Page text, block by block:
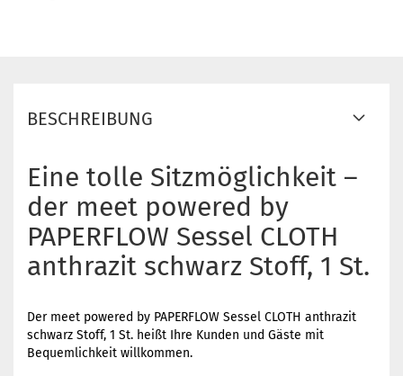
BESCHREIBUNG
Eine tolle Sitzmöglichkeit –
der meet powered by
PAPERFLOW Sessel CLOTH
anthrazit schwarz Stoff, 1 St.
Der meet powered by PAPERFLOW Sessel CLOTH anthrazit
schwarz Stoff, 1 St. heißt Ihre Kunden und Gäste mit
Bequemlichkeit willkommen.